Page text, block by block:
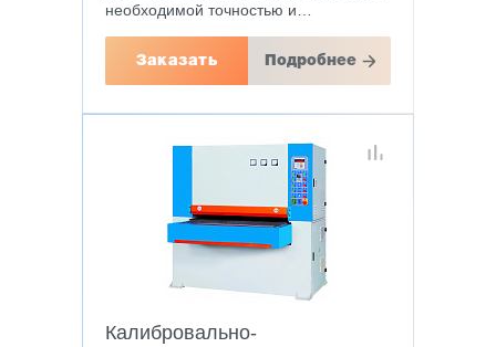
необходимой точностью и…
Заказать Подробнее
Калибровально-